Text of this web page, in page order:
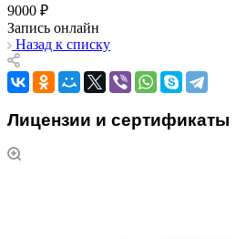
9000 ₽
Запись онлайн
Назад к списку
Лицензии и сертификаты